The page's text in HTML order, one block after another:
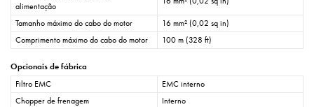
alimentação
Tamanho máximo do cabo do motor
16 mm² (0,02 sq in)
Comprimento máximo do cabo do motor
100 m (328 ft)
Opcionais de fábrica
Filtro EMC
EMC interno
Chopper de frenagem
Interno